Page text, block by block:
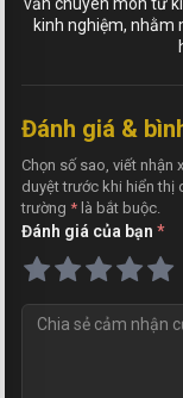
kinh nghiệm, nhằm
Đánh giá &
Chọn số sao, viết
duyệt trước khi hiển thị
trường * là bắt buộc.
Đánh giá của bạn *